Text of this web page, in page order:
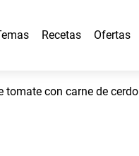
Recetas Ofertas
tomate con carne de cerdo